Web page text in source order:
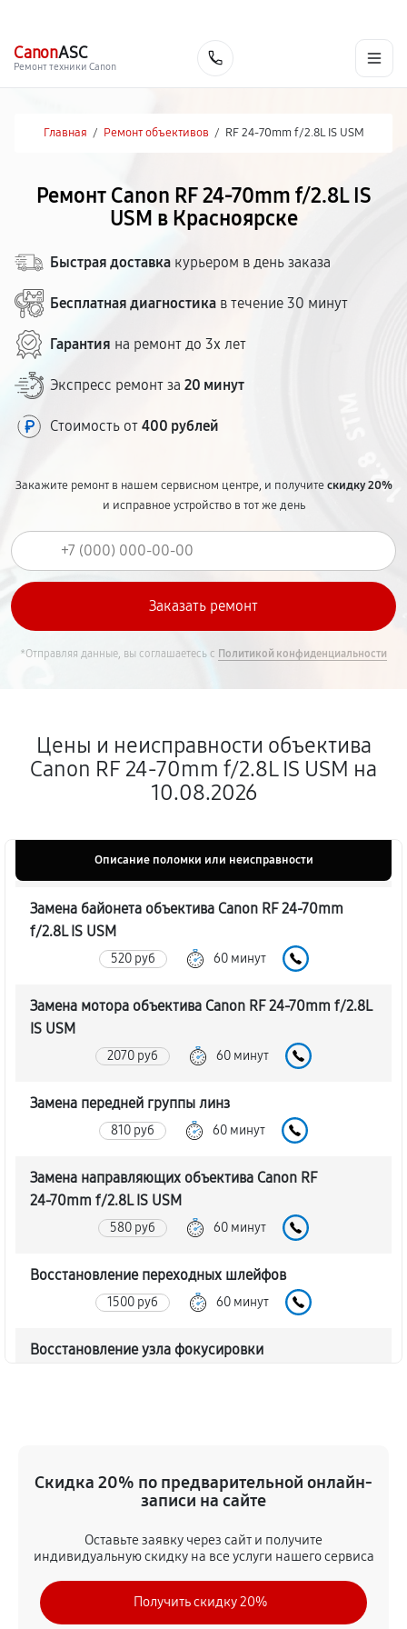
CanonASC
Ремонт техники Canon
Главная / Ремонт объективов / RF 24‑70mm f/2.8L IS USM
Ремонт Canon RF 24‑70mm f/2.8L IS
USM в Красноярске
Быстрая доставка курьером в день заказа
Бесплатная диагностика в течение 30 минут
Гарантия на ремонт до 3х лет
Экспресс ремонт за 20 минут
Стоимость от 400 рублей
Закажите ремонт в нашем сервисном центре, и получитескидку 20%
и исправное устройство в тот же день
*Отправляя данные, вы соглашаетесь с Политикой конфиденциальности
Цены и неисправности объектива
Canon RF 24‑70mm f/2.8L IS USM на
10.08.2026
Описание поломки или неисправности
Замена байонета объектива Canon RF 24‑70mm
f/2.8L IS USM
520 руб 60 минут
Замена мотора объектива Canon RF 24‑70mm f/2.8L
IS USM
2070 руб 60 минут
Замена передней группы линз
810 руб 60 минут
Замена направляющих объектива Canon RF
24‑70mm f/2.8L IS USM
580 руб 60 минут
Восстановление переходных шлейфов
1500 руб 60 минут
Восстановление узла фокусировки
920 руб
1730 руб 60 минут
Чистка от пыли объектива Canon RF 24‑70mm f/2.8L
IS USM
Скидка 20% по предварительной онлайн-
записи на сайте
Оставьте заявку через сайт и получите
индивидуальную скидку на все услуги нашего сервиса
Получить скидку 20%